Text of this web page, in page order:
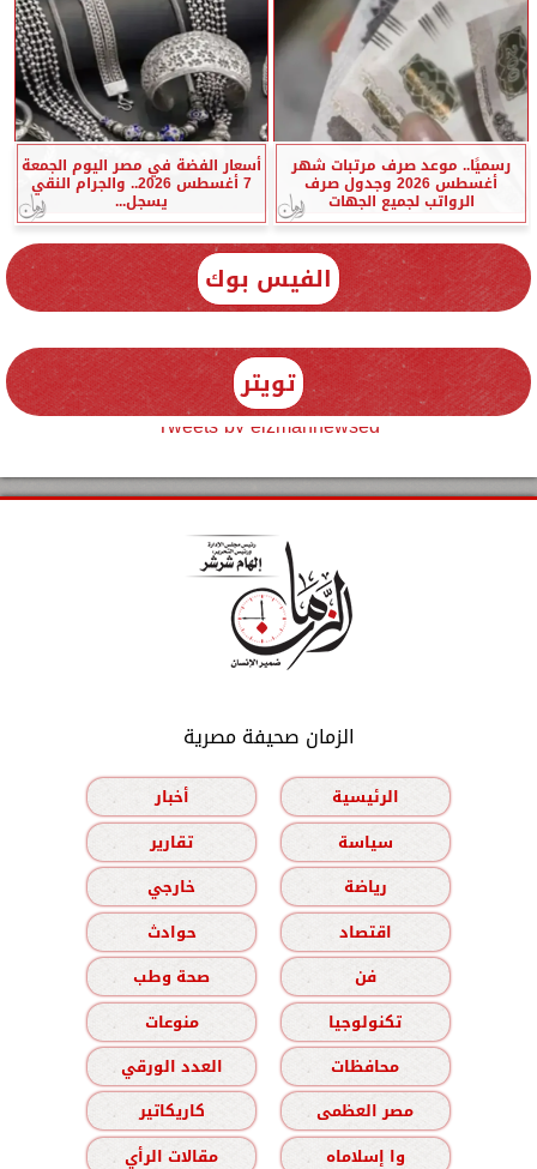
رسميًا.. موعد صرف مرتبات شهر
أغسطس 2026 وجدول صرف
الرواتب لجميع الجهات
أسعار الفضة في مصر اليوم الجمعة
7 أغسطس 2026.. والجرام النقي
يسجل...
الفيس بوك
تويتر
Tweets by elzmannewseg
الزمان صحيفة مصرية
الرئيسية
أخبار
سياسة
تقارير
رياضة
خارجي
اقتصاد
حوادث
فن
صحة وطب
تكنولوجيا
منوعات
محافظات
العدد الورقي
مصر العظمى
كاريكاتير
وا إسلاماه
مقالات الرأي